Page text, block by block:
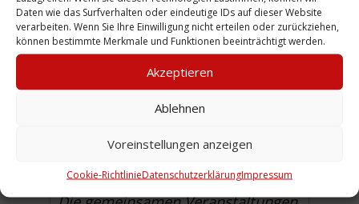
Daten wie das Surfverhalten oder eindeutige IDs auf dieser Website
verarbeiten. Wenn Sie Ihre Einwilligung nicht erteilen oder zurückziehen,
können bestimmte Merkmale und Funktionen beeinträchtigt werden.
Akzeptieren
Ablehnen
Voreinstellungen anzeigen
Cookie-RichtlinieDatenschutzerklärungImpressum
Arbeiterbewegung liegen. Mit
beeindruckenden
Demonstrationen haben sich die
Menschen in der jüngeren Zeit
gegen die Aufmärsche
rechtsradikaler Gruppen im